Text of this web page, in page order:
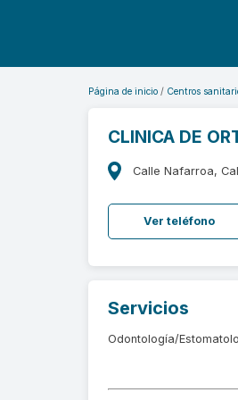
Página de inicio Centros
CLINICA DE
Calle Nafarroa,
Ver teléfono
Servicios
Odontología/